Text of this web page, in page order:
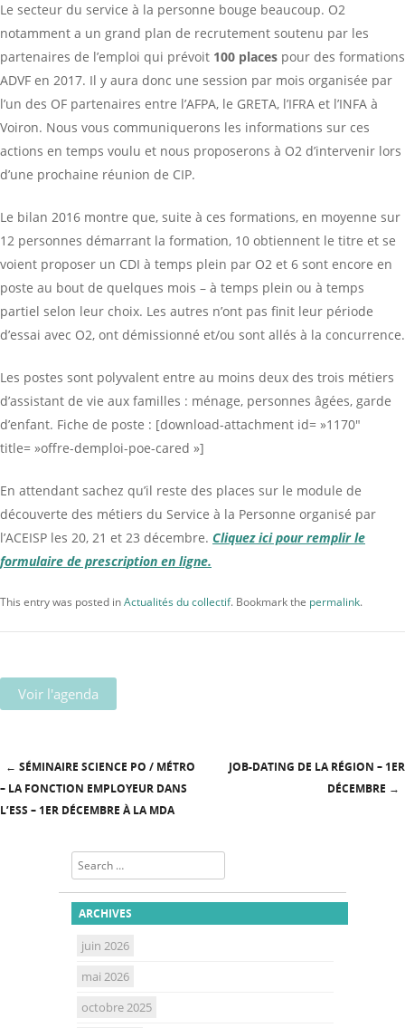
Le secteur du service à la personne bouge beaucoup. O2
notamment a un grand plan de recrutement soutenu par les
partenaires de l’emploi qui prévoit 100 places pour des formations
ADVF en 2017. Il y aura donc une session par mois organisée par
l’un des OF partenaires entre l’AFPA, le GRETA, l’IFRA et l’INFA à
Voiron. Nous vous communiquerons les informations sur ces
actions en temps voulu et nous proposerons à O2 d’intervenir lors
d’une prochaine réunion de CIP.
Le bilan 2016 montre que, suite à ces formations, en moyenne sur
12 personnes démarrant la formation, 10 obtiennent le titre et se
voient proposer un CDI à temps plein par O2 et 6 sont encore en
poste au bout de quelques mois – à temps plein ou à temps
partiel selon leur choix. Les autres n’ont pas finit leur période
d’essai avec O2, ont démissionné et/ou sont allés à la concurrence.
Les postes sont polyvalent entre au moins deux des trois métiers
d’assistant de vie aux familles : ménage, personnes âgées, garde
d’enfant. Fiche de poste : [download-attachment id= »1170″
title= »offre-demploi-poe-cared »]
En attendant sachez qu’il reste des places sur le module de
découverte des métiers du Service à la Personne organisé par
l’ACEISP les 20, 21 et 23 décembre. Cliquez ici pour remplir le
formulaire de prescription en ligne.
This entry was posted inActualités du collectif. Bookmark the permalink.
Voir l'agenda
Post navigation
← SÉMINAIRE SCIENCE PO / MÉTRO
– LA FONCTION EMPLOYEUR DANS
L’ESS – 1ER DÉCEMBRE À LA MDA
JOB-DATING DE LA RÉGION – 1ER
DÉCEMBRE →
Search
ARCHIVES
juin 2026
mai 2026
octobre 2025